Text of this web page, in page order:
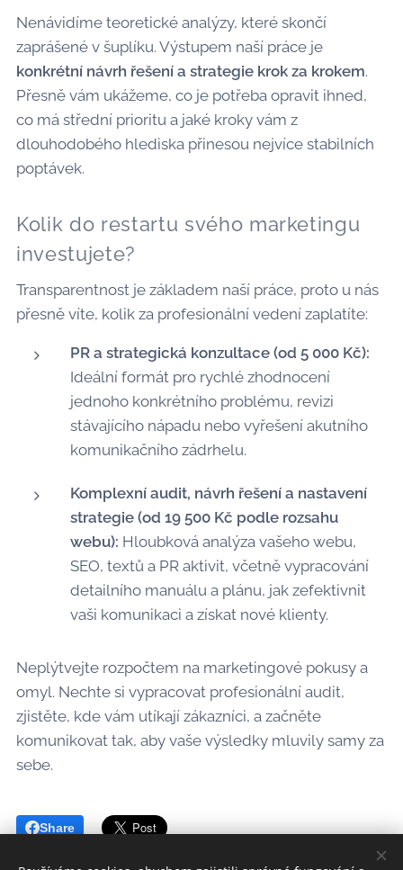
Nenávidíme teoretické analýzy, které skončí
zaprášené v šuplíku. Výstupem naší práce je
konkrétní návrh řešení a strategie krok za krokem.
Přesně vám ukážeme, co je potřeba opravit ihned,
co má střední prioritu a jaké kroky vám z
dlouhodobého hlediska přinesou nejvíce stabilních
poptávek.
Kolik do restartu svého marketingu
investujete?
Transparentnost je základem naší práce, proto u nás
přesně víte, kolik za profesionální vedení zaplatíte:
PR a strategická konzultace (od 5 000 Kč):
Ideální formát pro rychlé zhodnocení
jednoho konkrétního problému, revizi
stávajícího nápadu nebo vyřešení akutního
komunikačního zádrhelu.
Komplexní audit, návrh řešení a nastavení
strategie (od 19 500 Kč podle rozsahu
webu): Hloubková analýza vašeho webu,
SEO, textů a PR aktivit, včetně vypracování
detailního manuálu a plánu, jak zefektivnit
vaši komunikaci a získat nové klienty.
Neplýtvejte rozpočtem na marketingové pokusy a
omyl. Nechte si vypracovat profesionální audit,
zjistěte, kde vám utíkají zákazníci, a začněte
komunikovat tak, aby vaše výsledky mluvily samy za
sebe.
Share